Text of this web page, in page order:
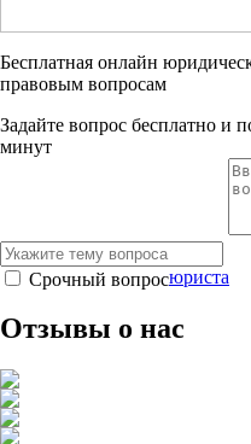
Бесплатная онлайн
правовым вопросам
Задайте вопрос бесплатно и
минут
Срочный вопросюриста
Отзывы о нас